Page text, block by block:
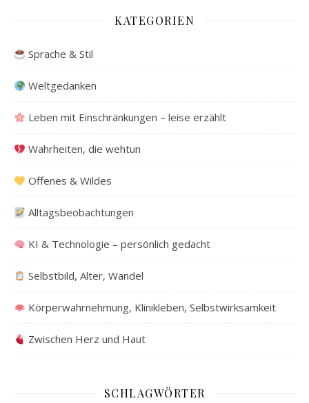
KATEGORIEN
Sprache & Stil
Weltgedanken
Leben mit Einschränkungen – leise erzählt
Wahrheiten, die wehtun
Offenes & Wildes
Alltagsbeobachtungen
KI & Technologie – persönlich gedacht
Selbstbild, Alter, Wandel
Körperwahrnehmung, Klinikleben, Selbstwirksamkeit
Zwischen Herz und Haut
SCHLAGWÖRTER